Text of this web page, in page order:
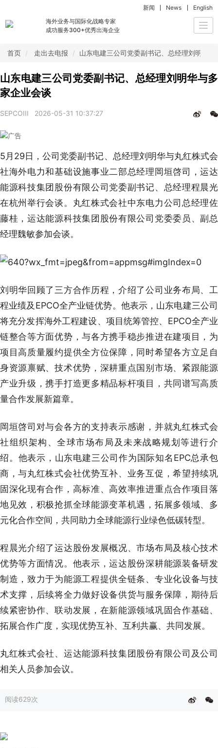
海外业务与国际化战略专家
成功服务300+优秀出海企业
新闻 News English
首页 走出去电报 山东电建三公司党委副书记、总经理刘明华与
山东电建三公司党委副书记、总经理刘明华与多
家企业会谈
SEPCOIII 2026-05-31 10:37:27
5月29日，公司党委副书记、总经理刘明华与丸红株式会
社海外电力和基础设施事业二部总经理岡垣啓司，运达
能源科技集团股份有限公司党委副书记、总经理程晨光
在杭州举行会谈。丸红株式会社中东电力公司总经理佐
藤桂，运达能源科技集团股份有限公司党委委员、副总
经理魏敏参加会谈。
刘明华回顾了三方合作历程，介绍了公司业务布局、工
程业绩及EPCO全产业链优势。他表示，山东电建三公司
将充分发挥海外工程建设、项目统筹管控、EPCO全产业
链整合等方面优势，与各方携手稳步推进在建项目，为
项目高质量履约提供全方位保障，同时希望各方立足自
身资源禀赋、技术优势，深耕重点国别市场、紧跟能源
产业升级，携手打造更多精品标杆项目，共同谱写高质
量合作发展新篇章。
岡垣啓司对与会各方的支持表示感谢，并就丸红株式会
社组织架构、全球市场布局及未来战略规划等进行介
绍。他表示，山东电建三公司作为国际知名EPC总承包
商，与丸红株式会社优势互补、业务互促，希望持续巩
固深化现有合作，高标准、高效率推进重点合作项目落
地见效，积极抢抓全球能源变革机遇，拓展多领域、多
元化合作空间，共同助力全球能源行业绿色低碳转型。
程晨光介绍了运达股份发展概况、市场布局及核心技术
优势等方面情况。他表示，运达股份深耕能源装备研发
制造，致力于为能源工程提供全链条、专业化设备与技
术支撑，后续将全力做好设备供货与服务保障，期待后
续紧密协作、联动发展，在新能源领域巩固合作基础、
拓展合作广度，实现优势互补、互利共赢、共同发展。
丸红株式会社、运达能源科技集团股份有限公司及公司
相关人员参加会议。
阅读629次